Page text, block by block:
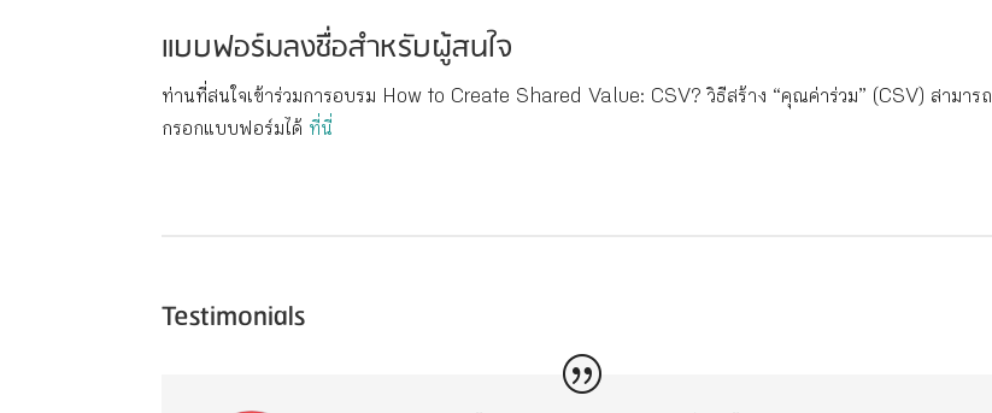
แบบฟอร์มลงชื่อสำหรับผู้สนใจ
ท่านที่สนใจเข้าร่วมการอบรม How to Create Shared Value: CSV? วิธีสร้าง “คุณค่าร่วม” (CSV) สามารถ
กรอกแบบฟอร์มได้ ที่นี
Testimonials